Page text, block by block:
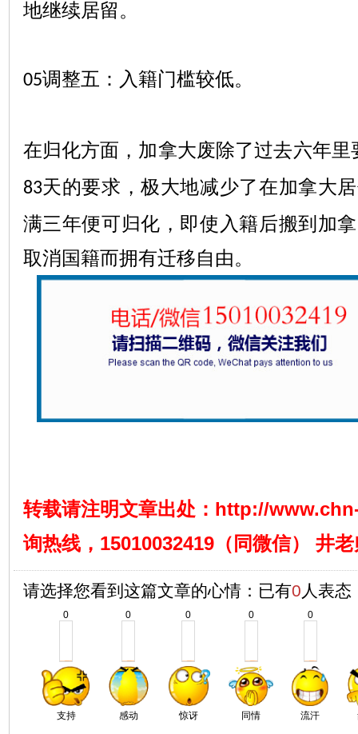
地继续居留。
05调整五：入籍门槛较低。
在归化方面，加拿大废除了过去六年
83天的要求，极大地减少了在加拿大
满三年便可归化，即使入籍后搬到加
取消国籍而拥有迁移自由。
转载请注明文章出处： http://
询热线，15010032419（同微信） 井老
请选择您看到这篇文章的心情：已有0 人表态
0
支持
0
感动
0
惊讶
0
同情
0
流汗